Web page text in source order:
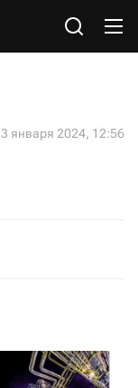
3 января 2024, 12:56